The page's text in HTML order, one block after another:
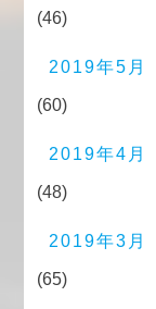
(46)
2019年5月
(60)
2019年4月
(48)
2019年3月
(65)